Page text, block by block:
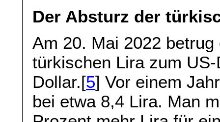
Der Absturz der
Am 20. Mai 2022
türkischen Lira zum
Dollar.[5] Vor einem
bei etwa 8,4 Lira. Man